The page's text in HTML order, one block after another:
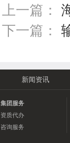
上一篇：
下一篇：
新闻资讯
集团服务
资质代办
咨询服务